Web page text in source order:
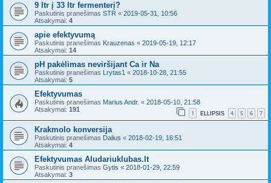
9 ltr į 33 ltr fermenterį?
Paskutinis pranešimas STR « 2019-05-31, 10:56
Atsakymai: 4
apie efektyvumą
Paskutinis pranešimas Krauzenas « 2019-05-19, 12:17
Atsakymai: 14
pH pakėlimas neviršijant Ca ir Na
Paskutinis pranešimas Lrytas1 « 2018-10-28, 21:55
Atsakymai: 5
Efektyvumas
Paskutinis pranešimas Marius Andr. « 2018-05-10, 21:58
Atsakymai: 191 1 ELLIPSIS 4 5 6 7
Krakmolo konversija
Paskutinis pranešimas Dalius « 2018-02-19, 16:51
Atsakymai: 4
Efektyvumas Aludariuklubas.lt
Paskutinis pranešimas Gytis « 2018-01-29, 22:59
Atsakymai: 3